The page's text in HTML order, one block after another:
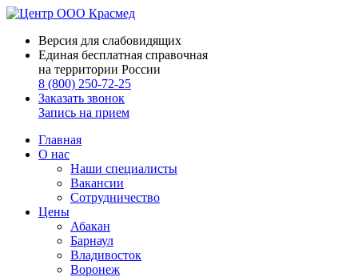
Версия для слабовидящих
Единая бесплатная справочная
на территории России
8 (800) 250-72-25
Заказать звонок
Запись на прием
Главная
О нас
Наши специалисты
Вакансии
Сотрудничество
Цены
Абакан
Барнаул
Владивосток
Воронеж